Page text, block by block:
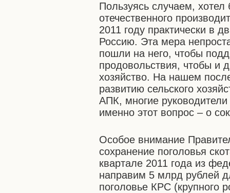
Пользуясь случаем,
отечественного
2011 году практически в
Россию. Эта мера
пошли на него, чтобы
продовольствия, чтобы и
хозяйство. На нашем
развитию сельского
АПК, многие
именно этот вопрос – о
Особое внимание
сохранение поголовья
квартале 2011 года из
направим 5 млрд рублей
поголовье КРС (крупного